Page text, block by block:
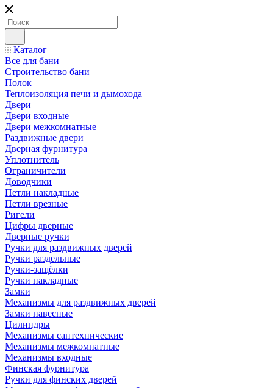
Каталог
Все для бани
Строительство бани
Полок
Теплоизоляция печи и дымохода
Двери
Двери входные
Двери межкомнатные
Раздвижные двери
Дверная фурнитура
Уплотнитель
Ограничители
Доводчики
Петли накладные
Петли врезные
Ригели
Цифры дверные
Дверные ручки
Ручки для раздвижных дверей
Ручки раздельные
Ручки-защёлки
Ручки накладные
Замки
Механизмы для раздвижных дверей
Замки навесные
Цилиндры
Механизмы сантехнические
Механизмы межкомнатные
Механизмы входные
Финская фурнитура
Ручки для финских дверей